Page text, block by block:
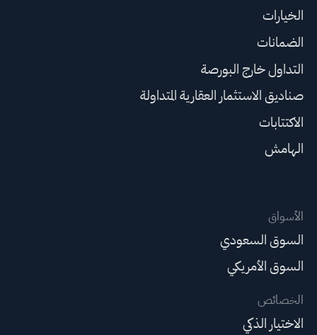
الخيارات
الضمانات
التداول خارج البورصة
صناديق الاستثمار العقارية المتداولة
الاكتتابات
الهامش
الأسواق
السوق السعودي
السوق الأمريكي
الخصائص
الاختيار الذكي